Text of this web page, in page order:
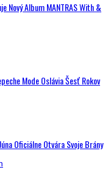
Nový Album MANTRAS With &
Mode Oslávia Šesť Rokov
Oficiálne Otvára Svoje Brány